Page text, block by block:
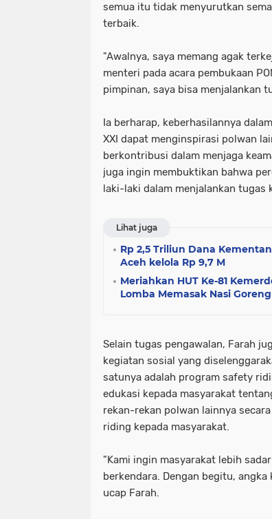
semua itu tidak menyurutkan
terbaik.
"Awalnya, saya memang agak
menteri pada acara pembukaan
pimpinan, saya bisa menjalankan
Ia berharap, keberhasilannya
XXI dapat menginspirasi polwan
berkontribusi dalam menjaga
juga ingin membuktikan bahwa
laki-laki dalam menjalankan tugas
Lihat juga
Rp 2,5 Triliun Dana
Aceh kelola Rp 9,7 M
Meriahkan HUT Ke-81
Lomba Memasak Nasi
Selain tugas pengawalan, Farah
kegiatan sosial yang
satunya adalah program safety
edukasi kepada masyarakat
rekan-rekan polwan lainnya
riding kepada masyarakat.
"Kami ingin masyarakat lebih
berkendara. Dengan begitu,
ucap Farah.